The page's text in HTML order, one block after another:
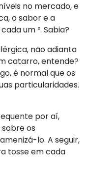
no mercado, e
o sabor e a
um ². Sabia?
não adianta
catarro, entende?
é normal que os
particularidades.
por aí,
os
lo. A seguir,
tosse em cada